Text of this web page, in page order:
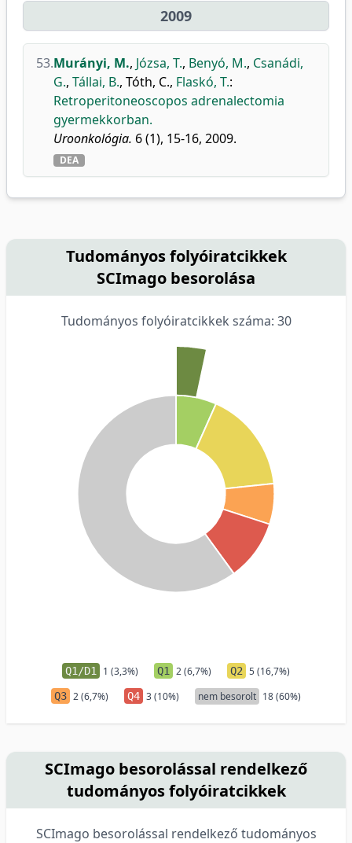
2009
53.Murányi, M., Józsa, T., Benyó, M., Csanádi,
G., Tállai, B., Tóth, C., Flaskó, T.:
Retroperitoneoscopos adrenalectomia
gyermekkorban.
Uroonkológia. 6 (1), 15-16, 2009.
DEA
Tudományos folyóiratcikkek
SCImago besorolása
Tudományos folyóiratcikkek száma: 30
Q1/D1 1 (3,3%) Q1 2 (6,7%) Q2 5 (16,7%)
Q3 2 (6,7%) Q4 3 (10%) nem besorolt 18 (60%)
SCImago besorolással rendelkező
tudományos folyóiratcikkek
SCImago besorolással rendelkező tudományos